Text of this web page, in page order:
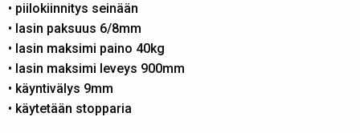
• piilokiinnitys seinään
• lasin paksuus 6/8mm
• lasin maksimi paino 40kg
• lasin maksimi leveys 900mm
• käyntivälys 9mm
• käytetään stopparia